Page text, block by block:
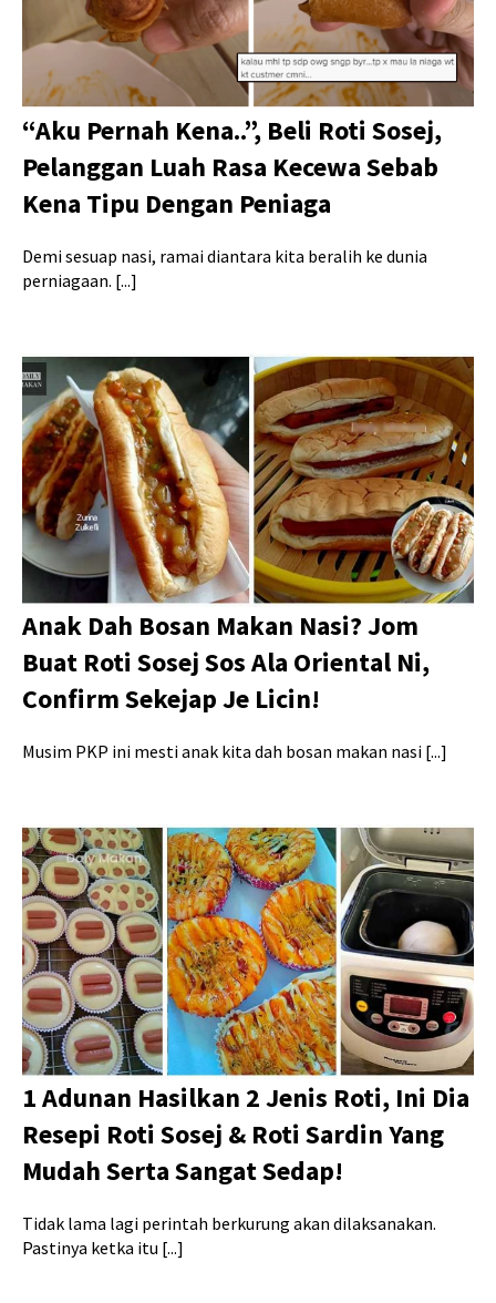
“Aku Pernah Kena..”, Beli Roti Sosej,
Pelanggan Luah Rasa Kecewa Sebab
Kena Tipu Dengan Peniaga
Demi sesuap nasi, ramai diantara kita beralih ke dunia
perniagaan. [...]
Anak Dah Bosan Makan Nasi? Jom
Buat Roti Sosej Sos Ala Oriental Ni,
Confirm Sekejap Je Licin!
Musim PKP ini mesti anak kita dah bosan makan nasi [...]
1 Adunan Hasilkan 2 Jenis Roti, Ini Dia
Resepi Roti Sosej & Roti Sardin Yang
Mudah Serta Sangat Sedap!
Tidak lama lagi perintah berkurung akan dilaksanakan.
Pastinya ketka itu [...]